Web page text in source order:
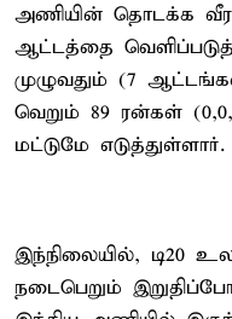
அணியின் தொடக்க
ஆட்டத்தை
முழுவதும் (7
வெறும் 89 ரன்கள்
மட்டுமே எடுத்துள்ளார்.
இந்நிலையில், டி20
நடைபெறும்